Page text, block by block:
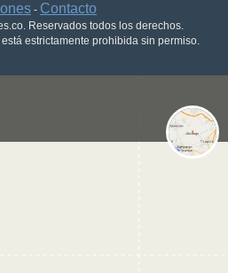
- Contacto
Reservados todos los derechos.
estrictamente prohibida sin permiso.